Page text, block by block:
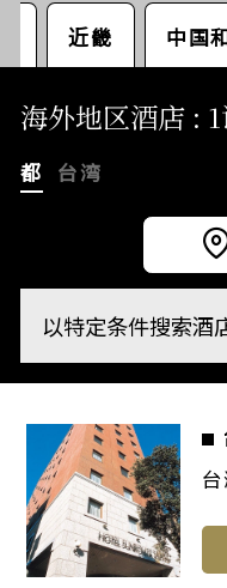
东京都 札幌
近畿 中国
海外地区酒店 :
都 台湾
以特定条件搜索酒